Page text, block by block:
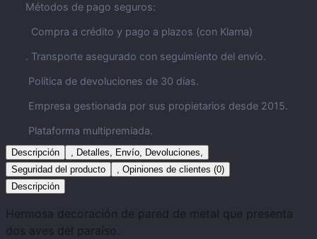
Métodos de pago seguros:
Compra a crédito y pago a plazos (con Klarna)
. Transporte asegurado con seguimiento del envío.
Política de devoluciones de 30 días.
Empresa gestionada por sus propietarios desde 2015.
Plataforma multipremiada.
Descripción
, Detalles, Envío, Devoluciones,
Seguridad del producto
, Opiniones de clientes (0)
Descripción
Hermosa decoración de pared de metal que presenta
dos aves del paraíso.